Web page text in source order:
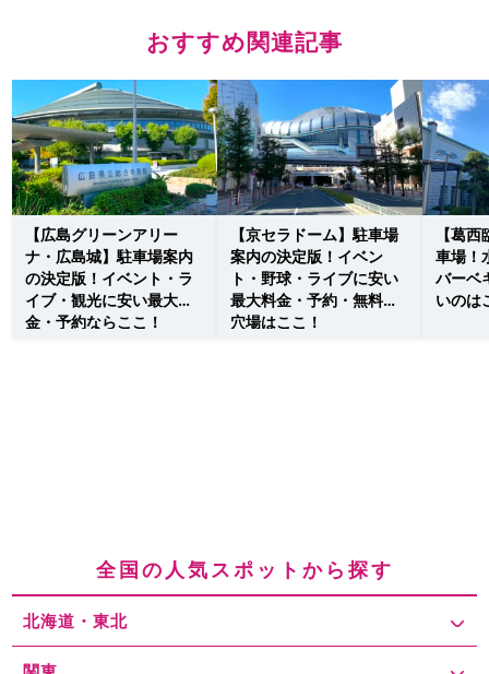
おすすめ関連記事
【広島グリーンアリー
ナ・広島城】駐車場案内
の決定版！イベント・ラ
イブ・観光に安い最大料
金・予約ならここ！
【京セラドーム】駐車場
案内の決定版！イベン
ト・野球・ライブに安い
最大料金・予約・無料の
穴場はここ！
【葛
車場！
バーベ
いのは
全国の人気スポットから探す
北海道・東北